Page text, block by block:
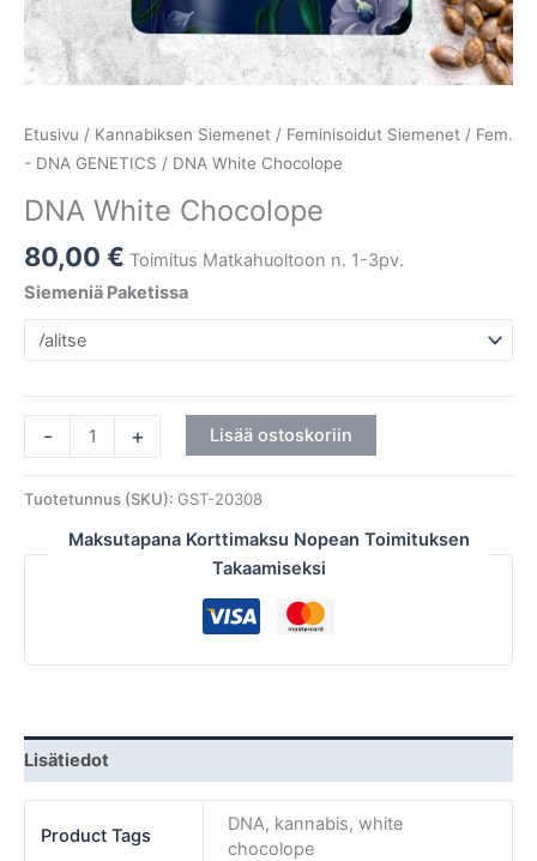
Etusivu / Kannabiksen Siemenet / Feminisoidut Siemenet / Fem.
- DNA GENETICS / DNA White Chocolope
DNA White Chocolope
80,00 € Toimitus Matkahuoltoon n. 1-3pv.
Siemeniä Paketissa
- + Lisää ostoskoriin
Tuotetunnus (SKU): GST-20308
Maksutapana Korttimaksu Nopean Toimituksen
Takaamiseksi
Lisätiedot
Product Tags
DNA, kannabis, white
chocolope